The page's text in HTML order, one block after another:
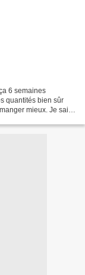
6 semaines
quantités bien sûr
mieux. Je sais